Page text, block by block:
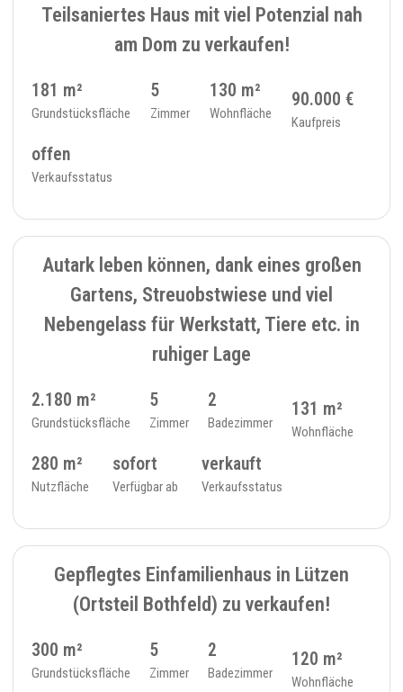
Teilsaniertes Haus mit viel Potenzial nah
am Dom zu verkaufen!
181 m²
Grundstücksfläche
5
Zimmer
130 m²
Wohnfläche
90.000 €
Kaufpreis
offen
Verkaufsstatus
VERKAUFT
9 EINFAMILIENHAUS - 365
Autark leben können, dank eines großen
Gartens, Streuobstwiese und viel
Nebengelass für Werkstatt, Tiere etc. in
ruhiger Lage
2.180 m²
Grundstücksfläche
5
Zimmer
2
Badezimmer
131 m²
Wohnfläche
280 m²
Nutzfläche
sofort
Verfügbar ab
verkauft
Verkaufsstatus
VERKAUFT
9 EINFAMILIENHAUS - 48
Gepflegtes Einfamilienhaus in Lützen
(Ortsteil Bothfeld) zu verkaufen!
300 m²
Grundstücksfläche
5
Zimmer
2
Badezimmer
120 m²
Wohnfläche